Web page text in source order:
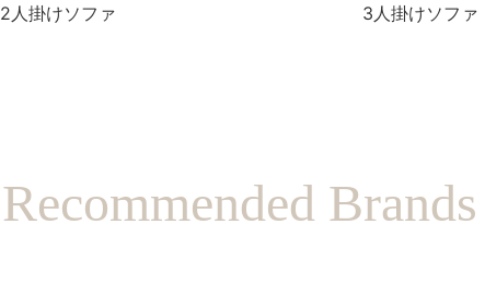
2人掛けソファ 3人掛けソファ
Recommended Brands